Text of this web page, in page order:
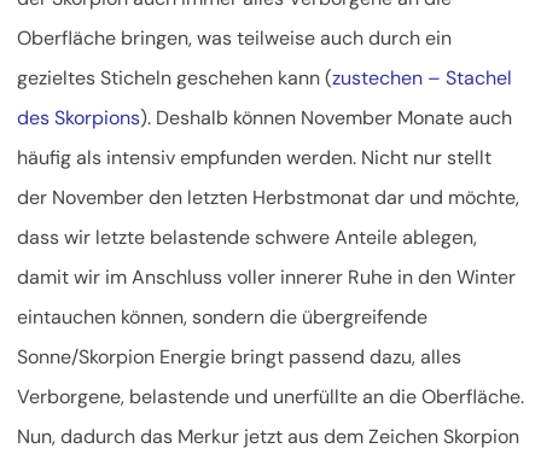
Oberfläche bringen, was teilweise auch durch ein
gezieltes Sticheln geschehen kann (zustechen – Stachel
des Skorpions). Deshalb können November Monate auch
häufig als intensiv empfunden werden. Nicht nur stellt
der November den letzten Herbstmonat dar und möchte,
dass wir letzte belastende schwere Anteile ablegen,
damit wir im Anschluss voller innerer Ruhe in den Winter
eintauchen können, sondern die übergreifende
Sonne/Skorpion Energie bringt passend dazu, alles
Verborgene, belastende und unerfüllte an die Oberfläche.
Nun, dadurch das Merkur jetzt aus dem Zeichen Skorpion